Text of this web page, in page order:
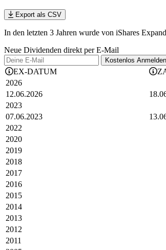
Export als CSV
In den letzten 3 Jahren wurde von iShares
Neue Dividenden direkt per E-Mail
Kostenlos Anmelden
EX-DATUM
2026
12.06.2026
2023
07.06.2023
2022
2020
2019
2018
2017
2016
2015
2014
2013
2012
2011